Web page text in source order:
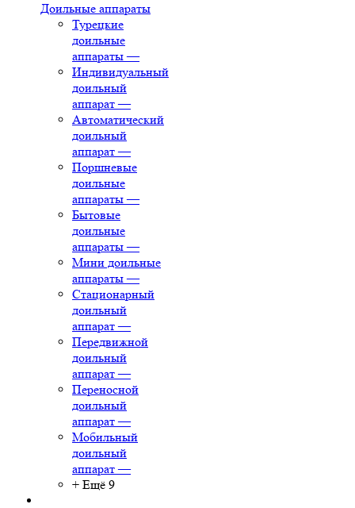
Доильные аппараты
Турецкие
доильные
аппараты —
Индивидуальный
доильный
аппарат —
Автоматический
доильный
аппарат —
Поршневые
доильные
аппараты —
Бытовые
доильные
аппараты —
Мини доильные
аппараты —
Стационарный
доильный
аппарат —
Передвижной
доильный
аппарат —
Переносной
доильный
аппарат —
Мобильный
доильный
аппарат —
+ Ещё 9